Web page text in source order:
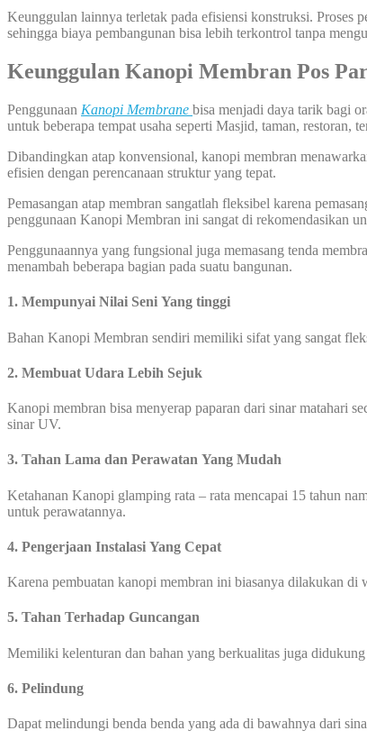
Keunggulan lainnya terletak pada efisiensi konstruksi. Proses
sehingga biaya pembangunan bisa lebih terkontrol tanpa
Keunggulan Kanopi Membran Pos
Penggunaan Kanopi Membrane bisa menjadi daya tarik bagi
untuk beberapa tempat usaha seperti Masjid, taman, restoran,
Dibandingkan atap konvensional, kanopi membran
efisien dengan perencanaan struktur yang tepat.
Pemasangan atap membran sangatlah fleksibel karena
penggunaan Kanopi Membran ini sangat di rekomendasikan
Penggunaannya yang fungsional juga memasang tenda
menambah beberapa bagian pada suatu bangunan.
1. Mempunyai Nilai Seni Yang tinggi
Bahan Kanopi Membran sendiri memiliki sifat yang sangat
2. Membuat Udara Lebih Sejuk
Kanopi membran bisa menyerap paparan dari sinar matahari
sinar UV.
3. Tahan Lama dan Perawatan Yang Mudah
Ketahanan Kanopi glamping rata – rata mencapai 15 tahun
untuk perawatannya.
4. Pengerjaan Instalasi Yang Cepat
Karena pembuatan kanopi membran ini biasanya dilakukan
5. Tahan Terhadap Guncangan
Memiliki kelenturan dan bahan yang berkualitas juga
6. Pelindung
Dapat melindungi benda benda yang ada di bawahnya dari